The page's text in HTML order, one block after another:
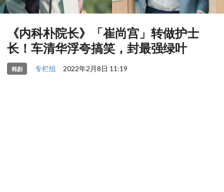
《内科朴院长》「崔尚宫」转做护士
长！车清华浮夸搞笑，封最强绿叶
韩剧 专栏组 2022年2月8日 11:19